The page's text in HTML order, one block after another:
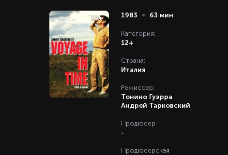
12+ 1983 63 мин
Категория:
12+
Страна:
Италия
Режиссер:
Тонино Гуэрра
Андрей Тарковский
Продюсер:
-
Продюсерская